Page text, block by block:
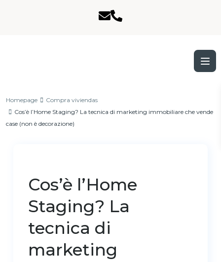
Homepage
Compra viviendas
Cos’è l’Home Staging? La tecnica di marketing immobiliare che vende
case (non è decorazione)
Cos’è l’Home
Staging? La
tecnica di
marketing